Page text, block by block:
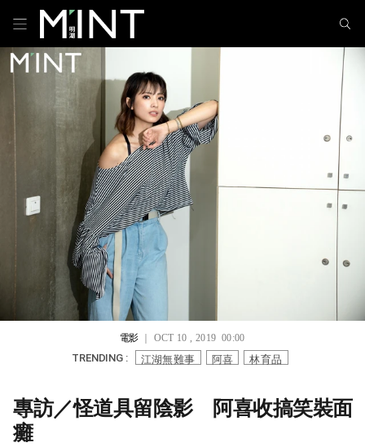
電影｜ OCT 10 , 2019 00:00
TRENDING : 江湖無難事 阿喜 林育品
專訪／怪道具留陰影 阿喜收搞笑裝面
癱